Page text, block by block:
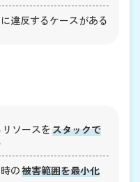
違反するケースがある
ソースをスタックで
の被害範囲を最小化